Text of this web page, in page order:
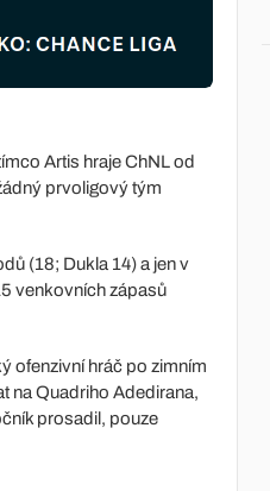
Artis hraje ChNL od
prvoligový tým
(18; Dukla 14) a jen v
venkovních zápasů
ofenzivní hráč po zimním
na Quadriho Adedirana,
prosadil, pouze